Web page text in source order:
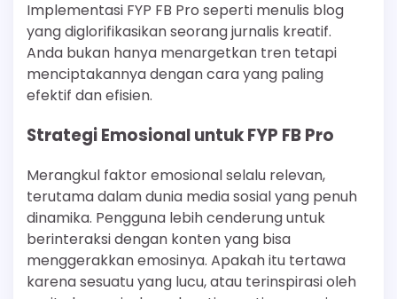
Implementasi FYP FB Pro seperti menulis blog
yang diglorifikasikan seorang jurnalis kreatif.
Anda bukan hanya menargetkan tren tetapi
menciptakannya dengan cara yang paling
efektif dan efisien.
Strategi Emosional untuk FYP FB Pro
Merangkul faktor emosional selalu relevan,
terutama dalam dunia media sosial yang penuh
dinamika. Pengguna lebih cenderung untuk
berinteraksi dengan konten yang bisa
menggerakkan emosinya. Apakah itu tertawa
karena sesuatu yang lucu, atau terinspirasi oleh